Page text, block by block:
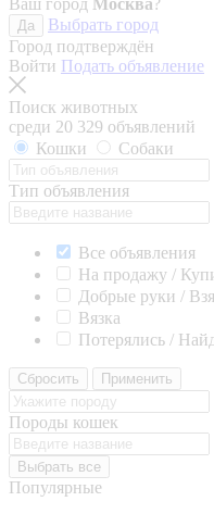
Ваш город Москва?
Да
Выбрать город
Город подтверждён
Войти Подать объявление
Поиск животных
среди 20 329 объявлений
Кошки
Собаки
Тип объявления
Все объявления
На продажу /
Добрые руки /
Вязка
Потерялись /
Сбросить Применить
Породы кошек
Выбрать все
Популярные